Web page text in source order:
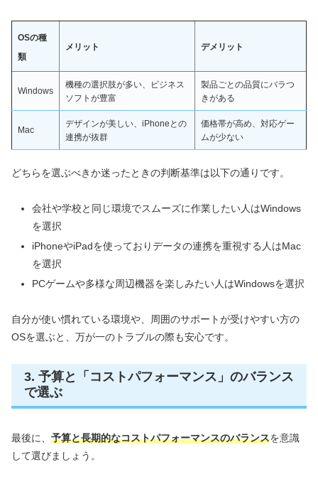
OSの種
類
メリット デメリット
Windows
機種の選択肢が多い、ビジネス
ソフトが豊富
製品ごとの品質にバラつ
きがある
Mac
デザインが美しい、iPhoneとの
連携が抜群
価格帯が高め、対応ゲー
ムが少ない
どちらを選ぶべきか迷ったときの判断基準は以下の通りです。
会社や学校と同じ環境でスムーズに作業したい人はWindows
を選択
iPhoneやiPadを使っておりデータの連携を重視する人はMac
を選択
PCゲームや多様な周辺機器を楽しみたい人はWindowsを選択
自分が使い慣れている環境や、周囲のサポートが受けやすい方の
OSを選ぶと、万が一のトラブルの際も安心です。
3. 予算と「コストパフォーマンス」のバランス
で選ぶ
最後に、 予算と長期的なコストパフォーマンスのバランスを意識
して選びましょう。